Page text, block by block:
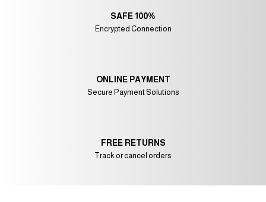
FREE RETURNS
Track or cancel orders
ONLINE PAYMENT
Secure Payment Solutions
100% SAFE
Encrypted Connection